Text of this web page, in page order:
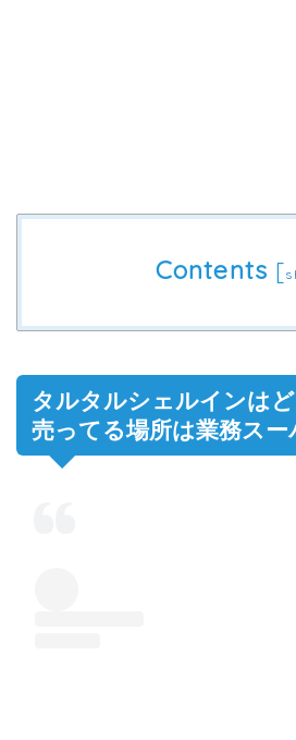
Contents [
タルタルシェルインは
売ってる場所は業務スー